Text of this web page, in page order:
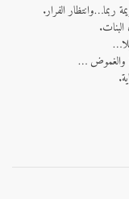
ربما…وانتظار الفرار.
والغموض …